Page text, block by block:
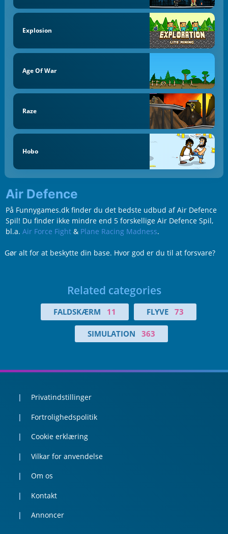
Explosion
Age Of War
Raze
Hobo
Air Defence
På Funnygames.dk finder du det bedste udbud af Air Defence
Spil! Du finder ikke mindre end 5 forskellige Air Defence Spil,
bl.a. Air Force Fight& Plane Racing Madness.
Gør alt for at beskytte din base. Hvor god er du til at forsvare?
Related categories
FALDSKÆRM 11 FLYVE 73
SIMULATION 363
Privatindstillinger
Fortrolighedspolitik
Cookie erklæring
Vilkar for anvendelse
Om os
Kontakt
Annoncer